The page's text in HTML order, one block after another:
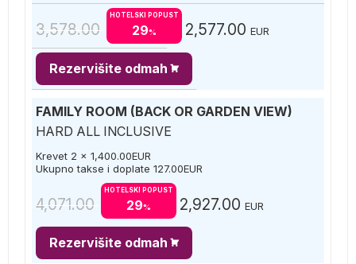
3,578.00
HOTELSKI POPUST
29% 2,577.00 EUR
Rezervišite odmah
FAMILY ROOM (BACK OR GARDEN VIEW)
HARD ALL INCLUSIVE
Krevet 2 x 1,400.00EUR
Ukupno takse i doplate 127.00EUR
4,071.00
HOTELSKI POPUST
29% 2,927.00 EUR
Rezervišite odmah